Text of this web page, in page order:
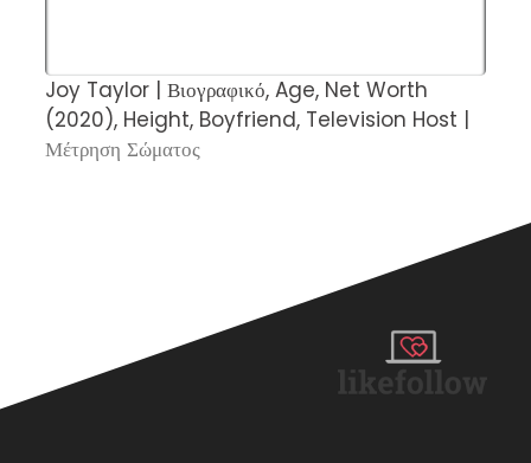
Joy Taylor | Βιογραφικό, Age, Net Worth
(2020), Height, Boyfriend, Television Host |
Μέτρηση Σώματος